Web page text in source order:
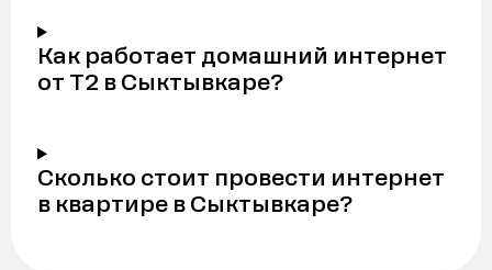
Как работает домашний интернет
от Т2 в Сыктывкаре?
Сколько стоит провести интернет
в квартире в Сыктывкаре?